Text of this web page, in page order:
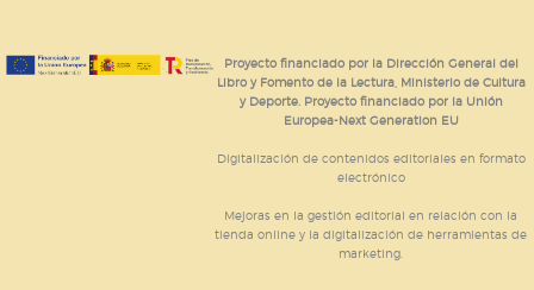
Proyecto financiado por la Dirección General del
Libro y Fomento de la Lectura, Ministerio de Cultura
y Deporte. Proyecto financiado por la Unión
Europea-Next Generation EU
Digitalización de contenidos editoriales en formato
electrónico
Mejoras en la gestión editorial en relación con la
tienda online y la digitalización de herramientas de
marketing.
política de cookies